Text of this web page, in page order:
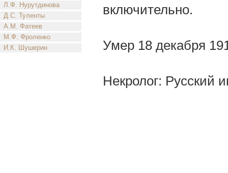
Л.Ф. Нурутдинова
Д.С. Туленты
А.М. Фатеев
М.Ф. Фроленко
И.К. Шушерин
включительно.
Умер 18 декабря
Некролог: Русский